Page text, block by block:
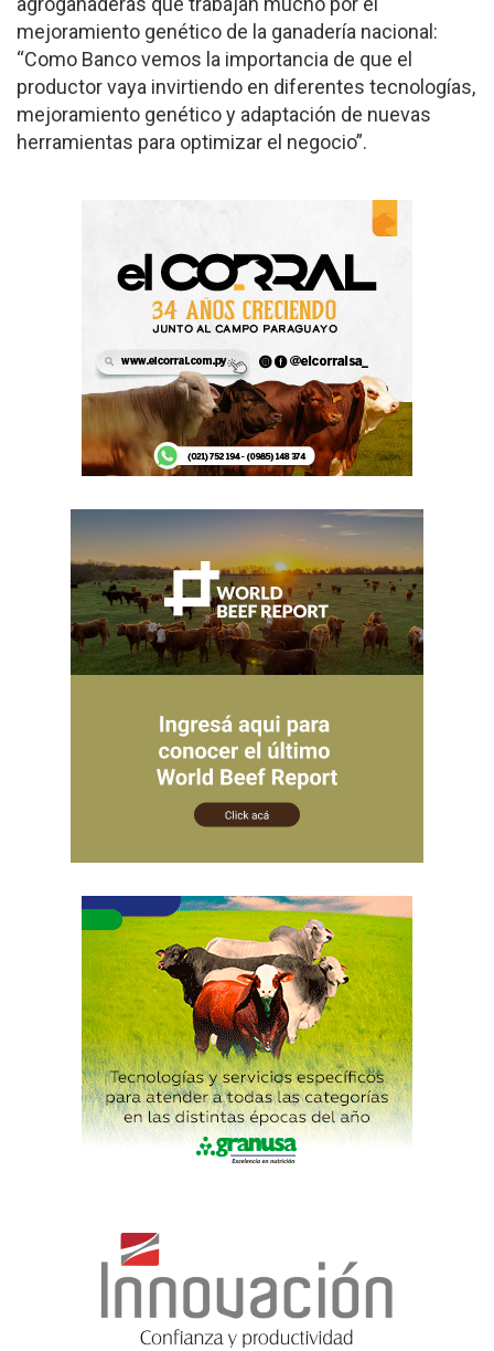
mejoramiento genético de la ganadería nacional:
“Como Banco vemos la importancia de que el
productor vaya invirtiendo en diferentes tecnologías,
mejoramiento genético y adaptación de nuevas
herramientas para optimizar el negocio”.